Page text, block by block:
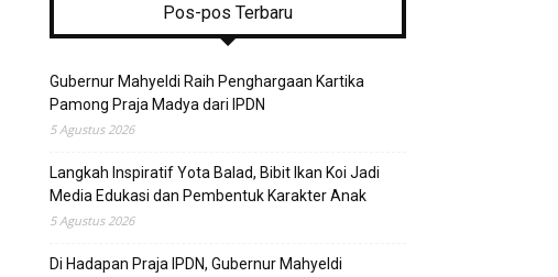
Pos-pos Terbaru
Gubernur Mahyeldi Raih Penghargaan Kartika
Pamong Praja Madya dari IPDN
5 Agustus 2026
Langkah Inspiratif Yota Balad, Bibit Ikan Koi Jadi
Media Edukasi dan Pembentuk Karakter Anak
5 Agustus 2026
Di Hadapan Praja IPDN, Gubernur Mahyeldi